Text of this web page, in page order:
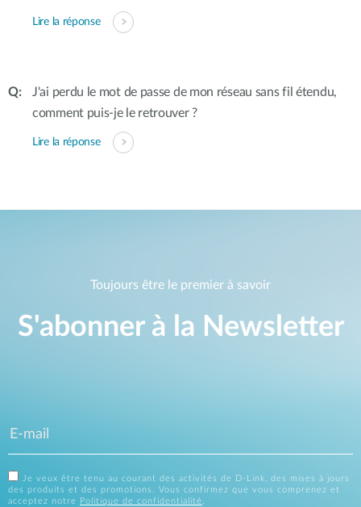
Lire la réponse
J'ai perdu le mot de passe de mon réseau sans fil étendu,
comment puis-je le retrouver ?
Lire la réponse
Toujours être le premier à savoir
S'abonner à la Newsletter
Je veux être tenu au courant des activités de D-Link, des mises à jours
des produits et des promotions. Vous confirmez que vous comprenez et
acceptez notre
Politique de confidentialité.